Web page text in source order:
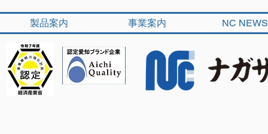
製品案内 事業案内 NC NEWS